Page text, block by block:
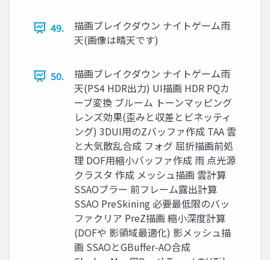
49.
描画ブレイクダウン ナイトゲーム雨
天(画像は晴天です)
50.
描画ブレイクダウン ナイトゲーム雨
天(PS4 HDR出力) UI描画 HDR PQカ
ーブ変換 ブルーム トーンマッピング
レンズ効果(歪みと収差とビネッティ
ング) 3DUI用のZバッファ作成 TAA 雲
と大気散乱合成 フォグ 屈折描画前処
理 DOF用縮小バッファ作成 雨 点光源
クラスタ 作成 メッシュ描画 雲計算
SSAOブラー 前フレーム露出計算
SSAO PreSkining 必要最低限のバッ
ファクリア PreZ描画 縮小深度計算
(DOFや 影領域最適化) 影メッシュ描
画 SSAOとGBuffer-AO合成